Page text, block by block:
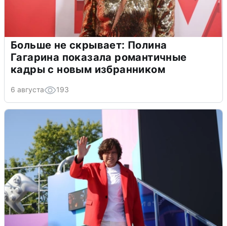
Больше не скрывает: Полина
Гагарина показала романтичные
кадры с новым избранником
6 августа 193